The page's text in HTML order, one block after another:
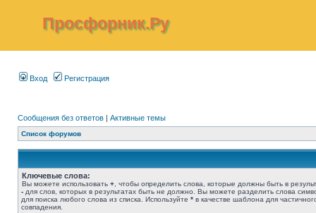
Просфорник.Ру
Вход Регистрация
Сообщения без ответов | Активные темы
Список форумов
Ключевые слова:
Вы можете использовать + , чтобы определить слова, которые должны быть в
- для слов, которых в результатах быть не должно. Вы можете разделить слова
для поиска любого слова из списка. Используйте * в качестве шаблона для
совпадения.